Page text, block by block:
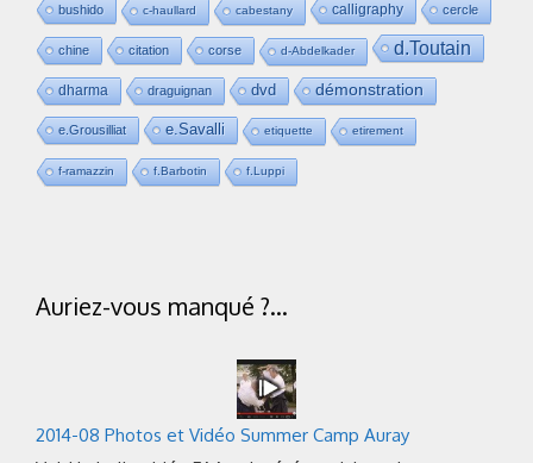
bushido c-haullard cabestany calligraphy cercle
chine citation corse d-Abdelkader d.Toutain
dharma draguignan dvd démonstration
e.Grousilliat e.Savalli etiquette etirement
f-ramazzin f.Barbotin f.Luppi
Auriez-vous manqué ?…
2014-08 Photos et Vidéo Summer Camp Auray